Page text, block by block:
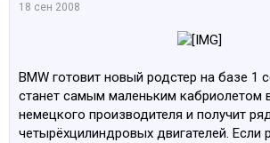
18 сен 2008
BMW готовит новый родстер на базе 1
станет самым маленьким кабриолетом
немецкого производителя и получит
четырёхцилиндровых двигателей. Если